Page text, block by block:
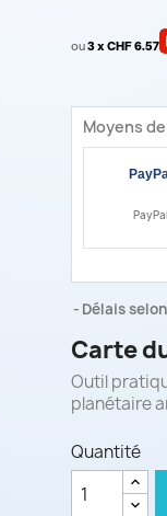
ou3 x CHF 6.57
Moyens
PayPal
Délais
Carte
Outil
planétaire
Quantité